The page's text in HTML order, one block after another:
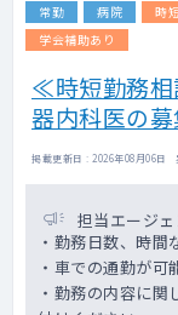
常勤 病院 時
学会補助あり
≪時短勤務
器内科医の募
掲載更新日 : 2026年08月06日
担当エージェ
・勤務日数、時間
・車での通勤が可
・勤務の内容に